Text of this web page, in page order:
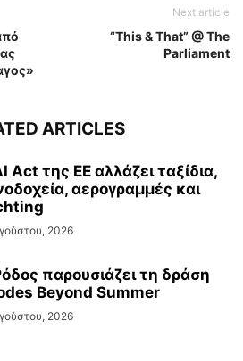
Next article
“This & That” @ The
Parliament
ARTICLES
Act της ΕΕ αλλάζει ταξίδια,
αερογραμμές και
2026
παρουσιάζει τη δράση
Beyond Summer
2026